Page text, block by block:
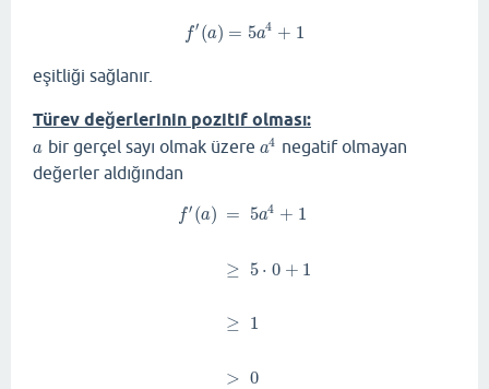
f′ (a) = 5a4 + 1
f′(a )=5a4+ 1
eşitliği sağlanır.
Türev değerlerinin pozitif olması:
a
a bir gerçel sayı olmak üzere a4
a4 negatif olmayan
değerler aldığından
f′ (a) = 5a4 + 1
≥ 5 ⋅ 0 + 1
≥ 1
> 0